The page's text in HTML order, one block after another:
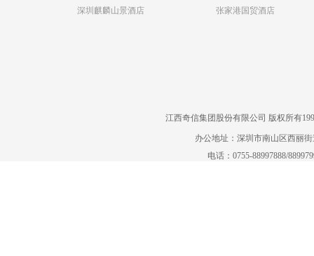
深圳麒麟山景酒店 张家港国贸酒店
江西奇信集团股份有限公司 版权所有
办公地址：深圳市南山区西丽
电话：0755-88997888/